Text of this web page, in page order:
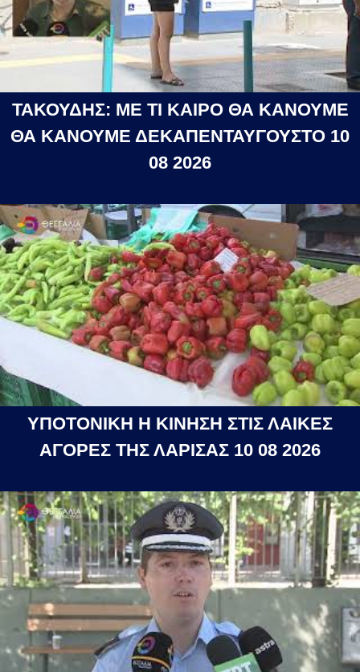
ΤΑΚΟΥΔΗΣ: ΜΕ ΤΙ ΚΑΙΡΟ ΘΑ ΚΑΝΟΥΜΕ
ΘΑ ΚΑΝΟΥΜΕ ΔΕΚΑΠΕΝΤΑΥΓΟΥΣΤΟ 10
08 2026
ΥΠΟΤΟΝΙΚΗ Η ΚΙΝΗΣΗ ΣΤΙΣ ΛΑΙΚΕΣ
ΑΓΟΡΕΣ ΤΗΣ ΛΑΡΙΣΑΣ 10 08 2026